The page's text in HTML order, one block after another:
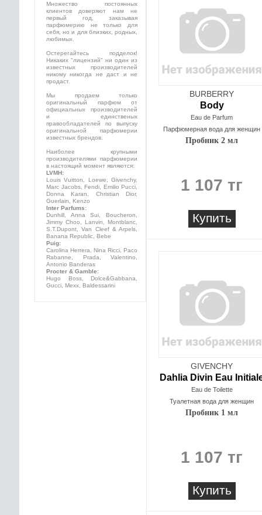
BURBERRY
Body
Eau de Parfum
Парфюмерная вода для женщин
Пробник 2 мл
1 107 тг
Купить
GIVENCHY
Dahlia Divin Eau
Eau de Toilette
Туалетная вода для женщин
Пробник 1 мл
1 107 тг
Купить
Множество постоянных
клиентов доверяют нам не
первый год, заказывая
парфюмерию не только для
себя, но и для близких, родных,
любимых.
Остерегайтесь подделок!
Никаких "лицензий" ни один из
известных производителей
никому никогда не даст и не
продаст.
Мы продаем только
оригинальный парфюм от
официальных производителей
и единственых
правообладателей по выпуску
оригинальной парфюмерии
известных брендов.
Наиболее крупными
производителями парфюмерии
в настоящий момент являются:
LVMH:
Louis Vuitton, Loewe, Givenchy,
Marc Jacobs, Fendi, Emilio Pucci,
Donna Karan, Christian Dior,
Guerlain, Kenzo
Inter Parfums:
Dunhill, Anna Sui, Boucheron,
Jimmy Choo, Lanvin, Montblanc,
S.T.Dupont, Van Cleef & Arpels,
Banana Republic, Bebe
Puig:
Carolina Herrera, Nina Ricci, Paco
Rabanne, Prada, Valentino,
Antonio Banderas
Procter & Gamble:
Hugo Boss, Dolce&Gabbana,
Gucci, Mexx, Baldessarini